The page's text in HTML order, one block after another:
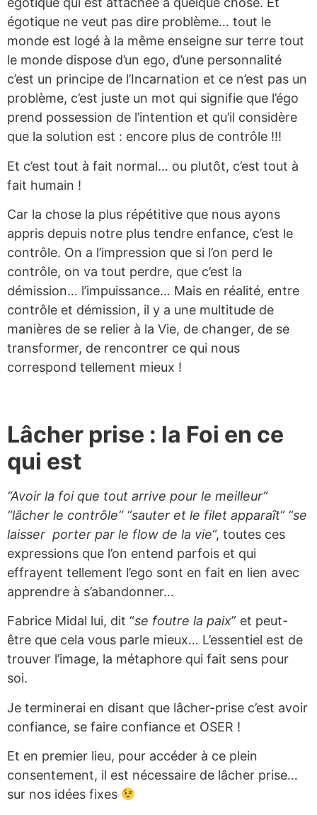
égotique ne veut pas dire problème… tout le
monde est logé à la même enseigne sur terre tout
le monde dispose d’un ego, d’une personnalité
c’est un principe de l’Incarnation et ce n’est pas un
problème, c’est juste un mot qui signifie que l’égo
prend possession de l’intention et qu’il considère
que la solution est : encore plus de contrôle !!!
Et c’est tout à fait normal… ou plutôt, c’est tout à
fait humain !
Car la chose la plus répétitive que nous ayons
appris depuis notre plus tendre enfance, c’est le
contrôle. On a l’impression que si l’on perd le
contrôle, on va tout perdre, que c’est la
démission… l’impuissance… Mais en réalité, entre
contrôle et démission, il y a une multitude de
manières de se relier à la Vie, de changer, de se
transformer, de rencontrer ce qui nous
correspond tellement mieux !
Lâcher prise : la Foi en ce
qui est
“Avoir la foi que tout arrive pour le meilleur“
“lâcher le contrôle“ “sauter et le filet apparaît“ “se
laisser porter par le flow de la vie“, toutes ces
expressions que l’on entend parfois et qui
effrayent tellement l’ego sont en fait en lien avec
apprendre à s’abandonner…
Fabrice Midal lui, dit “se foutre la paix” et peut-
être que cela vous parle mieux… L’essentiel est de
trouver l’image, la métaphore qui fait sens pour
soi.
Je terminerai en disant que lâcher-prise c’est avoir
confiance, se faire confiance et OSER !
Et en premier lieu, pour accéder à ce plein
consentement, il est nécessaire de lâcher prise…
sur nos idées fixes